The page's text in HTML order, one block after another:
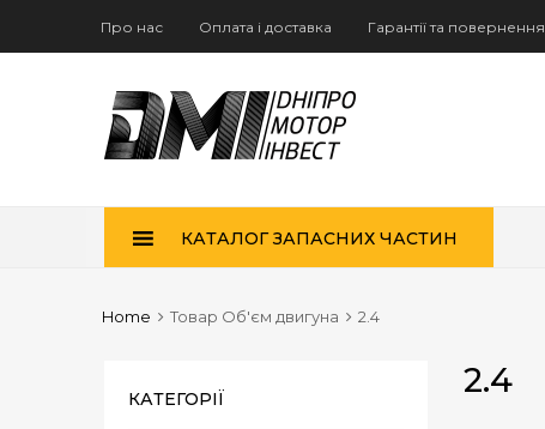
Про нас Оплата і доставка Гарантії та повернення
КАТАЛОГ ЗАПАСНИХ ЧАСТИН
Home Товар Об'єм двигуна 2.4
2.4
КАТЕГОРІЇ